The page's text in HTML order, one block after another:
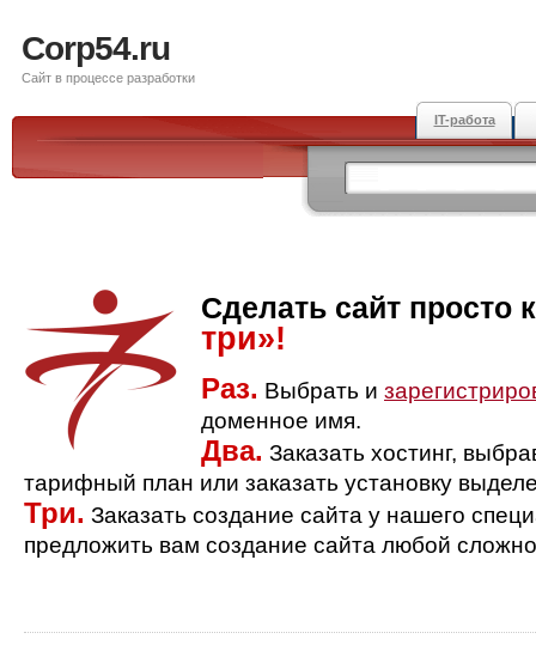
Corp54.ru
Сайт в процессе разработки
IT-работа
Сделать сайт просто
три»!
Раз. Выбрать и
доменное имя.
Два. Заказать хостинг,
тарифный план или заказать установку
Три. Заказать создание сайта у нашего
предложить вам создание сайта любой